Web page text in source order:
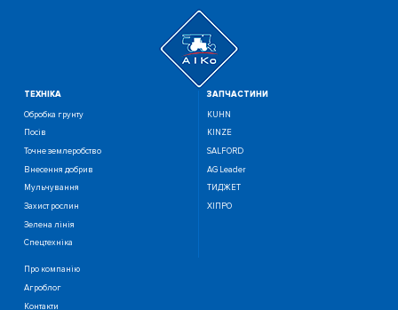
ТЕХНIКА
Обробка грунту
Посiв
Точне землеробство
Внесення добрив
Мульчування
Захист рослин
Зелена лінія
Спецтехніка
ЗАПЧАСТИНИ
KUHN
KINZE
SALFORD
AG Leader
ТИДЖЕТ
ХІПРО
Про компанію
Агроблог
Контакти